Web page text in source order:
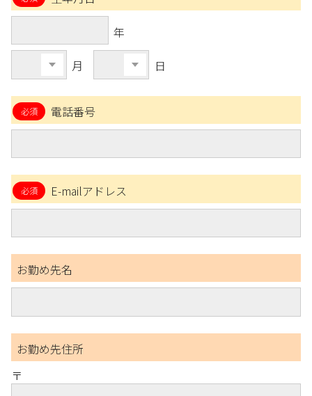
年
月 日
電話番号
E-mailアドレス
お勤め先名
お勤め先住所
〒